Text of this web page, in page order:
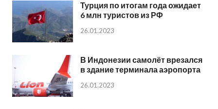
Турция по итогам года ожидает
6 млн туристов из РФ
26.01.2023
В Индонезии самолёт врезался
в здание терминала аэропорта
26.01.2023